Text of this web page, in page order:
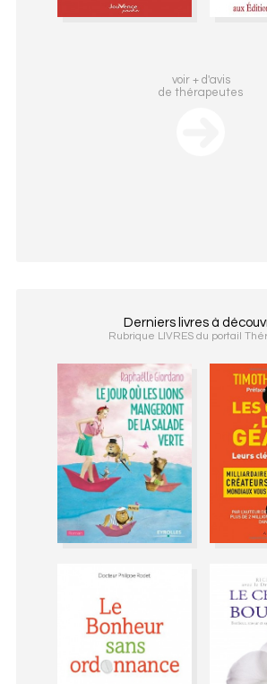
voir + d'avis
de thérapeutes
Derniers livres à
Rubrique LIVRES du portail